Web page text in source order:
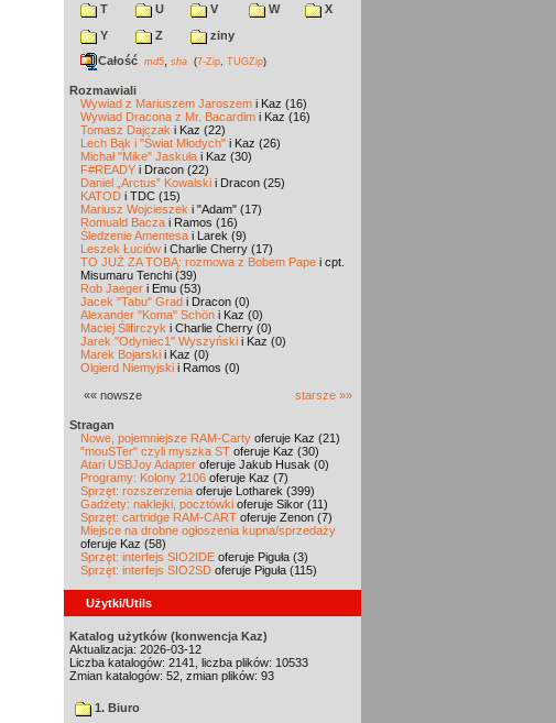
T
U V W
X
Y
Z
ziny
Całość md5 sha (7-Zip TUGZip)
Rozmawiali
Wywiad z Mariuszem Jaroszem i Kaz (16)
Wywiad Dracona z Mr. Bacardim i Kaz (16)
Tomasz Dajczak i Kaz (22)
Lech Bąk i "Świat Młodych" i Kaz (26)
Michał "Mike" Jaskuła i Kaz (30)
F#READY i Dracon (22)
Daniel „Arctus” Kowalski i Dracon (25)
KATOD i TDC (15)
Mariusz Wojcieszek i "Adam" (17)
Romuald Bacza i Ramos (16)
Śledzenie Amentesa i Larek (9)
Leszek Łuciów i Charlie Cherry (17)
TO JUŻ ZA TOBĄ: rozmowa z Bobem Pape i cpt.
Misumaru Tenchi (39)
Rob Jaeger i Emu (53)
Jacek "Tabu" Grad i Dracon (0)
Alexander "Koma" Schön i Kaz (0)
Maciej Ślifirczyk i Charlie Cherry (0)
Jarek "Odyniec1" Wyszyński i Kaz (0)
Marek Bojarski i Kaz (0)
Olgierd Niemyjski i Ramos (0)
«« nowsze starsze »»
Stragan
Nowe, pojemniejsze RAM-Carty oferuje Kaz (21)
"mouSTer" czyli myszka ST oferuje Kaz (30)
Atari USBJoy Adapter oferuje Jakub Husak (0)
Programy: Kolony 2106 oferuje Kaz (7)
Sprzęt: rozszerzenia oferuje Lotharek (399)
Gadżety: naklejki, pocztówki oferuje Sikor (11)
Sprzęt: cartridge RAM-CART oferuje Zenon (7)
Miejsce na drobne ogłoszenia kupna/sprzedaży
oferuje Kaz (58)
Sprzęt: interfejs SIO2IDE oferuje Piguła (3)
Sprzęt: interfejs SIO2SD oferuje Piguła (115)
Użytki/Utils
Katalog użytków (konwencja Kaz)
Aktualizacja: 2026-03-12
Liczba katalogów: 2141, liczba plików: 10533
Zmian katalogów: 52, zmian plików: 93
1. Biuro